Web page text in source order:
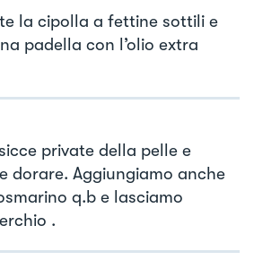
la cipolla a fettine sottili e
padella con l’olio extra
private della pelle e
dorare. Aggiungiamo anche
q.b e lasciamo
.